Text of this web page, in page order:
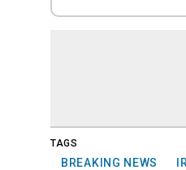
TAGS
BREAKING NEWS